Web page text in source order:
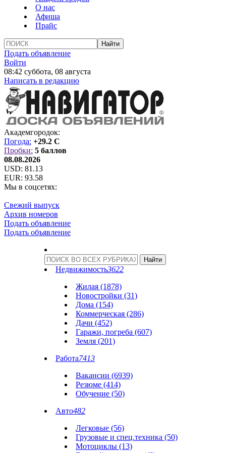
О нас
Афиша
Прайс
Подать объявление
Войти
08:42 суббота, 08 августа
Написать в редакцию
Академгородок:
Погода: +29.2 C
Пробки: 5 баллов
08.08.2026
USD: 81.13
EUR: 93.58
Мы в соцсетях:
Свежий выпуск
Архив номеров
Подать объявление
Подать объявление
Недвижимость3622
Жилая (1878)
Новостройки (31)
Дома (154)
Коммерческая (286)
Дачи (452)
Гаражи, погреба (607)
Земля (201)
Работа7413
Вакансии (6939)
Резюме (414)
Обучение (50)
Авто482
Легковые (56)
Грузовые и спец.техника (50)
Мотоциклы (13)